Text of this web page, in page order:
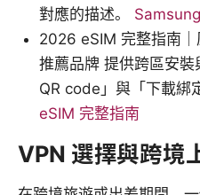
對應的描述。
2026 eSIM 完整指南
推薦品牌 提供跨區安
QR code」與「下載綁
eSIM 完整指南
VPN 選擇與跨境